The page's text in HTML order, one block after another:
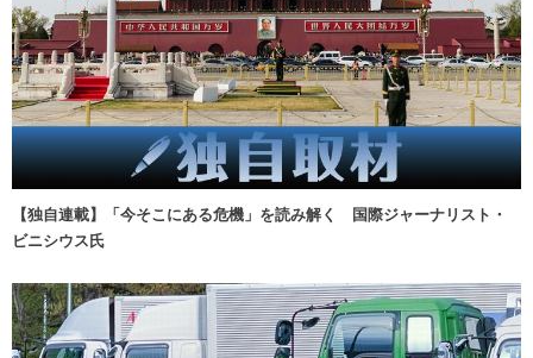
【独自連載】「今そこにある危機」を読み解く 国際ジャーナリスト・
ビニシウス氏